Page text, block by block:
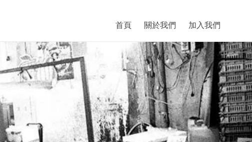
首頁 關於我們 加入我們